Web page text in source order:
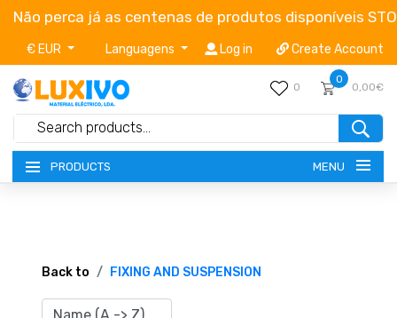
Não perca já as centenas de produtos disponíveis
€ EUR Languagens Log in Create Account
0
0
0,00€
PRODUCTS MENU
TERMS OF SERVICE
CATALOGUES
Back to FIXING AND SUSPENSION